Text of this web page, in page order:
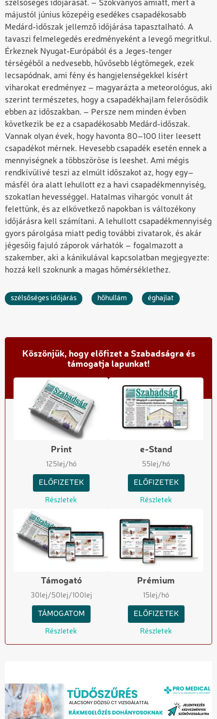
szélsőséges időjárását. – Szokványos amiatt, mert a
májustól június közepéig esedékes csapadékosabb
Medárd-időszak jellemző időjárása tapasztalható. A
tavaszi felmelegedés eredményeként a levegő megritkul.
Érkeznek Nyugat-Európából és a Jeges-tenger
térségéből a nedvesebb, hűvősebb légtömegek, ezek
lecsapódnak, ami fény és hangjelenségekkel kísért
viharokat eredményez – magyarázta a meteorológus, aki
szerint természetes, hogy a csapadékhajlam felerősödik
ebben az időszakban. – Persze nem minden évben
következik be ez a csapadékosabb Medárd-időszak.
Vannak olyan évek, hogy havonta 80–100 liter leesett
csapadékot mérnek. Hevesebb csapadék esetén ennek a
mennyiségnek a többszöröse is leeshet. Ami mégis
rendkívülivé teszi az elmúlt időszakot az, hogy egy–
másfél óra alatt lehullott ez a havi csapadékmennyiség,
szokatlan hevességgel. Hatalmas vihargóc vonult át
felettünk, és az elkövetkező napokban is változékony
időjárásra kell számítani. A lehullott csapadékmennyiség
gyors párolgása miatt pedig további zivatarok, és akár
jégesőig fajuló záporok várhatók – fogalmazott a
szakember, aki a kánikulával kapcsolatban megjegyezte:
hozzá kell szoknunk a magas hőmérséklethez.
szélsőséges időjárás hőhullám éghajlat
Köszönjük, hogy előfizet a Szabadságra és
támogatja lapunkat!
Print
125lej/hó
ELŐFIZETEK
Részletek
e-Stand
55lej/hó
ELŐFIZETEK
Részletek
Támogató
30lej/50lej/100lej
TÁMOGATOM
Részletek
Prémium
15lej/hó
ELŐFIZETEK
Részletek